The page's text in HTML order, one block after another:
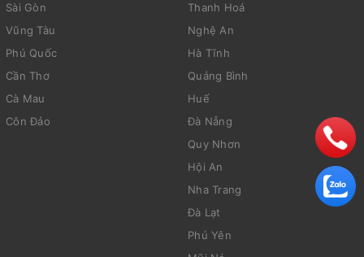
Sài Gòn
Vũng Tàu
Phú Quốc
Cần Thơ
Cà Mau
Côn Đảo
Thanh Hoá
Nghệ An
Hà Tĩnh
Quảng Bình
Huế
Đà Nẵng
Quy Nhơn
Hội An
Nha Trang
Đà Lạt
Phú Yên